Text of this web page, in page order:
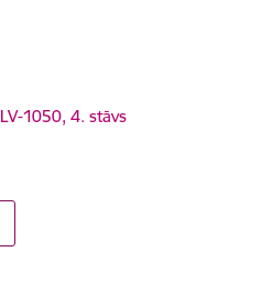
1050, 4. stāvs